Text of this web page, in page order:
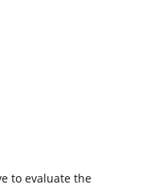
to evaluate the